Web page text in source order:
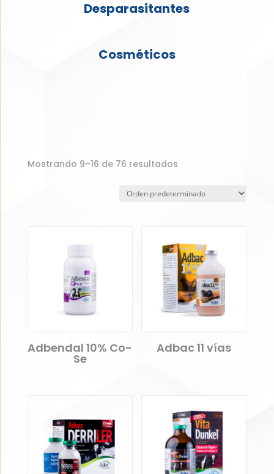
Desparasitantes
Cosméticos
Mostrando 9–16 de 76 resultados
Adbendal 10% Co-
Se
Adbac 11 vías